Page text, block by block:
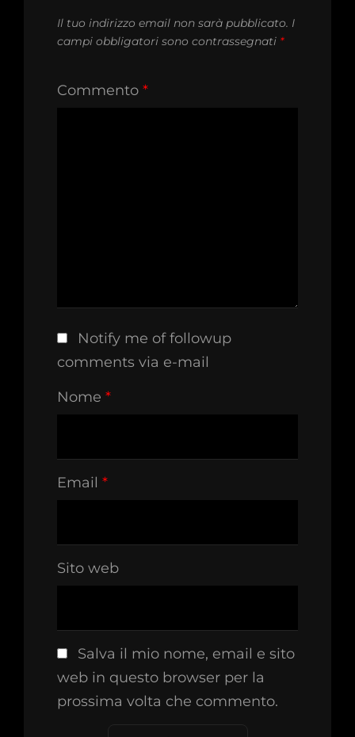
Il tuo indirizzo email non sarà pubblicato. I
campi obbligatori sono contrassegnati *
Commento *
Notify me of followup
comments via e-mail
Nome *
Email *
Sito web
Salva il mio nome, email e sito
web in questo browser per la
prossima volta che commento.